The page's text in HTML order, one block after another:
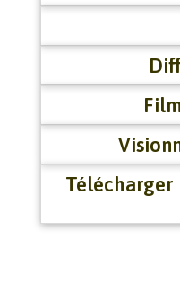
Télécharger